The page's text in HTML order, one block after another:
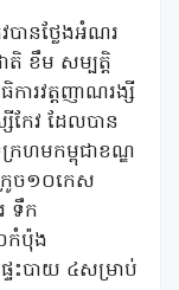
ានថ្លែងអំណរ
ខឹម សម្បត្តិ
ារវត្តញាណរង្សី
កែវ ដែលបាន
ហមកម្ពុជាខណ្ឌ
រូច១០កេស
ទឹក
កំប៉ុង
ះបាយ ៤សម្រាប់